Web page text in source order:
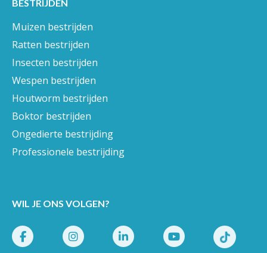
BESTRIJDEN
Muizen bestrijden
Ratten bestrijden
Insecten bestrijden
Wespen bestrijden
Houtworm bestrijden
Boktor bestrijden
Ongedierte bestrijding
Professionele bestrijding
WIL JE ONS VOLGEN?